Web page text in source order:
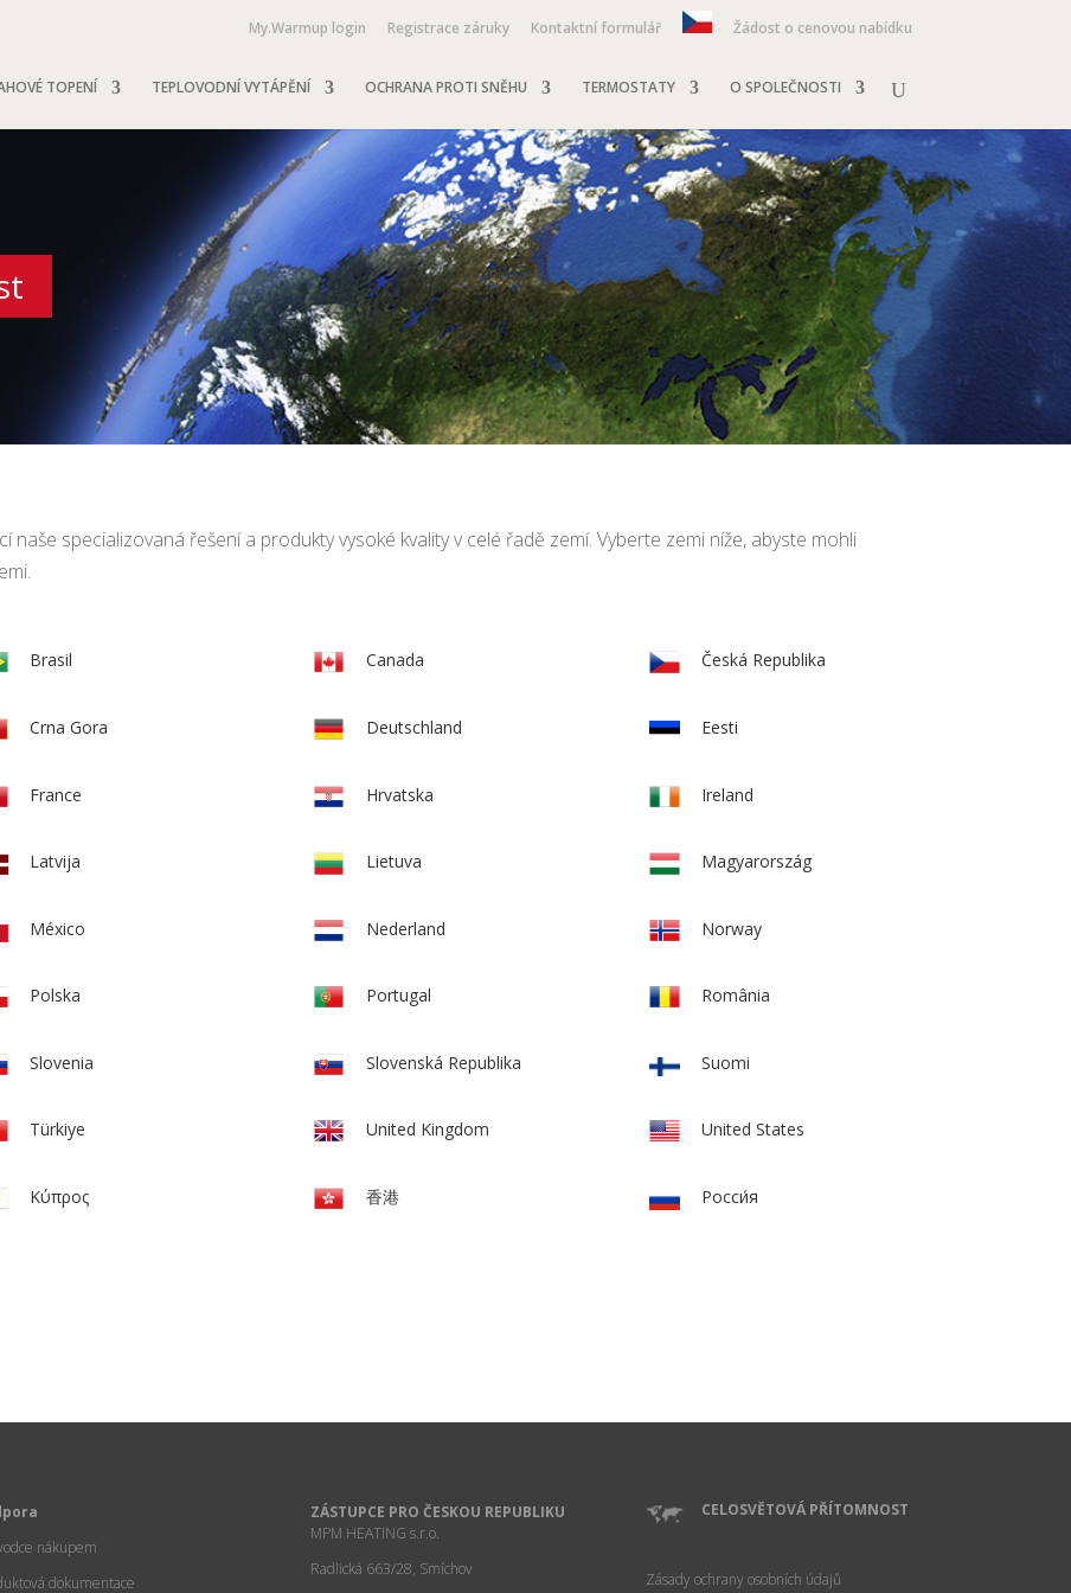
My.Warmup login Registrace záruky Kontaktní formulář Žádost o cenovou nabídku
TOPENÍ TEPLOVODNÍ VYTÁPĚNÍ OCHRANA PROTI SNĚHU TERMOSTATY O SPOLEČNOSTI
naše specializovaná řešení a produkty vysoké kvality v celé řadě zemí. Vyberte zemi níže, abyste mohli
Brasil
Crna Gora
France
Latvija
México
Polska
Slovenia
Türkiye
Κύπρος
Canada
Deutschland
Hrvatska
Lietuva
Nederland
Portugal
Slovenská Republika
United Kingdom
香港
Česká Republika
Eesti
Ireland
Magyarország
Norway
România
Suomi
United States
Росси́я
nákupem
dokumentace
ZÁSTUPCE PRO ČESKOU REPUBLIKU
MPM HEATING s.r.o.
Radlická 663/28, Smíchov
CELOSVĚTOVÁ PŘÍTOMNOST
Zásady ochrany osobních údajů